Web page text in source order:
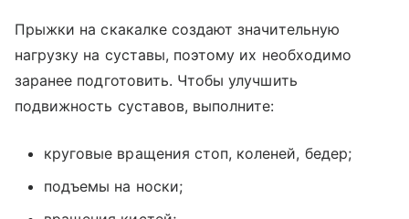
Прыжки на скакалке создают значительную
нагрузку на суставы, поэтому их необходимо
заранее подготовить. Чтобы улучшить
подвижность суставов, выполните:
круговые вращения стоп, коленей, бедер;
подъемы на носки;